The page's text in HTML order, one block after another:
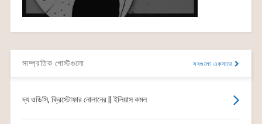
সাম্প্রতিক পোস্টগুলো সবগুলো একসাথে
দ্য ওডিসি, ক্রিস্টোফার নোলানের || ইলিয়াস কমল